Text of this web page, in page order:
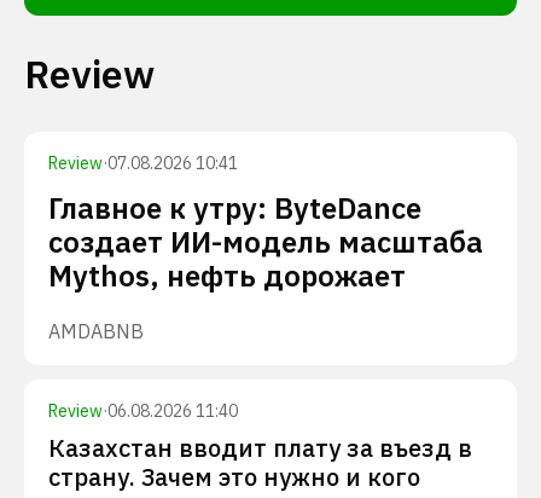
Review
Review·07.08.2026 10:41
Главное к утру: ByteDance
создает ИИ-модель масштаба
Mythos, нефть дорожает
AMDABNB
Review·06.08.2026 11:40
Казахстан вводит плату за въезд в
страну. Зачем это нужно и кого